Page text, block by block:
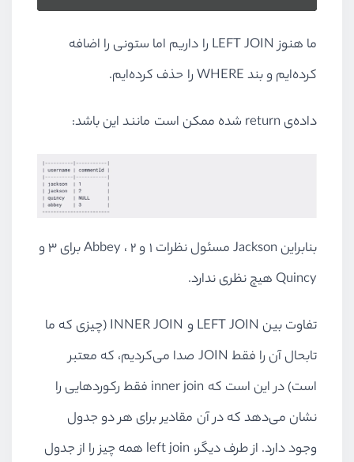
ما هنوزLEFT JOIN را داریم اما ستونی را اضافه
کرده‌ایم و بندWHEREرا حذف کرده‌ایم.
داده‌ی return شده ممکن است مانند این باشد:
بنابراین Jacksonمسئول نظرات ۱ و ۲ ، Abbeyبرای ۳ و
Quincyهیچ نظری ندارد.
تفاوت بین LEFT JOIN و INNER JOIN(‌چیزی که ما
تابحال آن را فقط JOIN صدا می‌کردیم، که معتبر
است) در این است که inner join فقط رکوردهایی را
نشان می‌دهد که در آن مقادیر برای هر دو جدول
وجود دارد. از طرف دیگر، left join همه چیز را از جدول